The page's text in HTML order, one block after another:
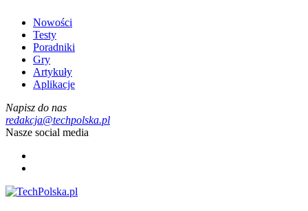
Nowości
Testy
Poradniki
Gry
Artykuły
Aplikacje
Napisz do nas
redakcja@techpolska.pl
Nasze social media